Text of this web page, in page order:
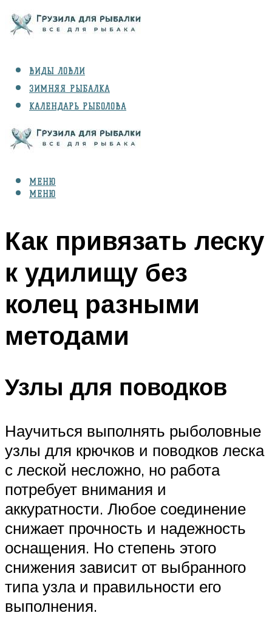
ВИДЫ ЛОВЛИ
ЗИМНЯЯ РЫБАЛКА
КАЛЕНДАРЬ РЫБОЛОВА
СНАРЯЖЕНИЕ
МЕНЮ
МЕНЮ
Как привязать леску
к удилищу без
колец разными
методами
Узлы для поводков
Научиться выполнять рыболовные
узлы для крючков и поводков леска
с леской несложно, но работа
потребует внимания и
аккуратности. Любое соединение
снижает прочность и надежность
оснащения. Но степень этого
снижения зависит от выбранного
типа узла и правильности его
выполнения.